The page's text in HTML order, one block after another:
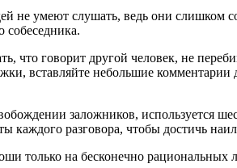
не умеют слушать, ведь они
собеседника.
говорит другой человек, не
вставляйте небольшие
заложников, используется
разговора, чтобы достичь
только на бесконечно рациональных